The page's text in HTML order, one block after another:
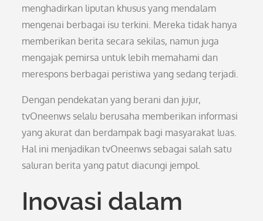
menghadirkan liputan khusus yang mendalam
mengenai berbagai isu terkini. Mereka tidak hanya
memberikan berita secara sekilas, namun juga
mengajak pemirsa untuk lebih memahami dan
merespons berbagai peristiwa yang sedang terjadi.
Dengan pendekatan yang berani dan jujur,
tvOneenws selalu berusaha memberikan informasi
yang akurat dan berdampak bagi masyarakat luas.
Hal ini menjadikan tvOneenws sebagai salah satu
saluran berita yang patut diacungi jempol.
Inovasi dalam